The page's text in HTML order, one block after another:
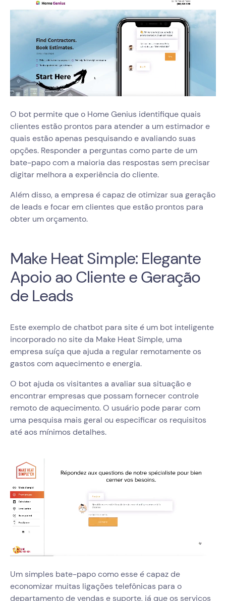
O bot permite que o Home Genius identifique quais
clientes estão prontos para atender a um estimador e
quais estão apenas pesquisando e avaliando suas
opções. Responder a perguntas como parte de um
bate-papo com a maioria das respostas sem precisar
digitar melhora a experiência do cliente.
Além disso, a empresa é capaz de otimizar sua geração
de leads e focar em clientes que estão prontos para
obter um orçamento.
Make Heat Simple: Elegante
Apoio ao Cliente e Geração
de Leads
Este exemplo de chatbot para site é um bot inteligente
incorporado no site da Make Heat Simple, uma
empresa suíça que ajuda a regular remotamente os
gastos com aquecimento e energia.
O bot ajuda os visitantes a avaliar sua situação e
encontrar empresas que possam fornecer controle
remoto de aquecimento. O usuário pode parar com
uma pesquisa mais geral ou especificar os requisitos
até aos mínimos detalhes.
Um simples bate-papo como esse é capaz de
economizar muitas ligações telefônicas para o
departamento de vendas e suporte, já que os serviços